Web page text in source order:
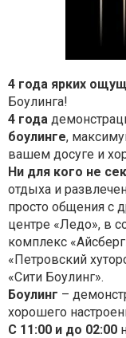
4 года ярких
Боулинга!
4 года
боулинге,
вашем досуге и
Ни для кого не
отдыха и
просто общения с
центре «Ледо», в
комплекс
«Петровский
«Сити Боулинг».
Боулинг –
хорошего
С 11:00 и до 02:00